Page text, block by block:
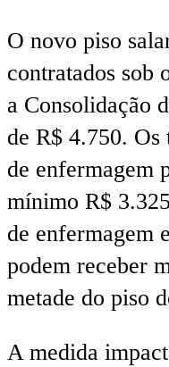
O novo piso
contratados sob
a Consolidação
de R$ 4.750. Os
de enfermagem
mínimo R$
de enfermagem
podem receber
metade do piso
A medida